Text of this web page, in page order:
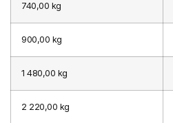
740,00 kg
900,00 kg
1 480,00 kg
2 220,00 kg